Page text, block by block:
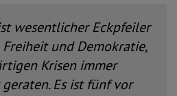
wesentlicher Eckpfeiler
und Demokratie,
Krisen immer
Es ist fünf vor